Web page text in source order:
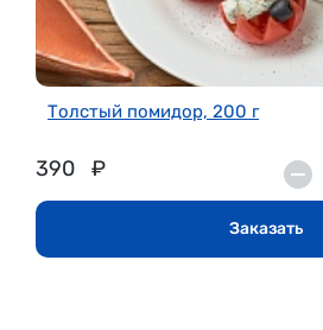
Толстый помидор, 200 г
390 ₽
Заказать